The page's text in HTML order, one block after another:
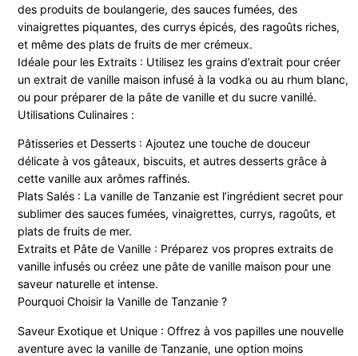
des produits de boulangerie, des sauces fumées, des
vinaigrettes piquantes, des currys épicés, des ragoûts riches,
et même des plats de fruits de mer crémeux.
Idéale pour les Extraits : Utilisez les grains d’extrait pour créer
un extrait de vanille maison infusé à la vodka ou au rhum blanc,
ou pour préparer de la pâte de vanille et du sucre vanillé.
Utilisations Culinaires :
Pâtisseries et Desserts : Ajoutez une touche de douceur
délicate à vos gâteaux, biscuits, et autres desserts grâce à
cette vanille aux arômes raffinés.
Plats Salés : La vanille de Tanzanie est l’ingrédient secret pour
sublimer des sauces fumées, vinaigrettes, currys, ragoûts, et
plats de fruits de mer.
Extraits et Pâte de Vanille : Préparez vos propres extraits de
vanille infusés ou créez une pâte de vanille maison pour une
saveur naturelle et intense.
Pourquoi Choisir la Vanille de Tanzanie ?
Saveur Exotique et Unique : Offrez à vos papilles une nouvelle
aventure avec la vanille de Tanzanie, une option moins